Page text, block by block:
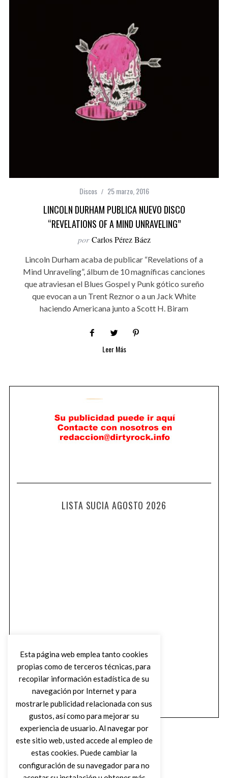
Discos 25 marzo, 2016
LINCOLN DURHAM PUBLICA NUEVO DISCO
“REVELATIONS OF A MIND UNRAVELING”
por Carlos Pérez Báez
Lincoln Durham acaba de publicar “Revelations of a
Mind Unraveling”, álbum de 10 magníficas canciones
que atraviesan el Blues Gospel y Punk gótico sureño
que evocan a un Trent Reznor o a un Jack White
haciendo Americana junto a Scott H. Biram
Leer Más
LISTA SUCIA AGOSTO 2026
Esta página web emplea tanto cookies
propias como de terceros técnicas, para
recopilar información estadística de su
navegación por Internet y para
mostrarle publicidad relacionada con sus
gustos, así como para mejorar su
experiencia de usuario. Al navegar por
este sitio web, usted accede al empleo de
estas cookies. Puede cambiar la
configuración de su navegador para no